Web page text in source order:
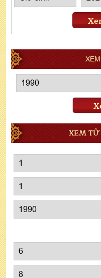
XEM TỬ